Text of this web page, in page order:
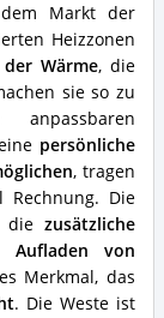
Markt der
Heizzonen
Wärme, die
sie so zu
persönliche
, tragen
Rechnung. Die
die zusätzliche
Aufladen von
Merkmal, das
. Die Weste ist